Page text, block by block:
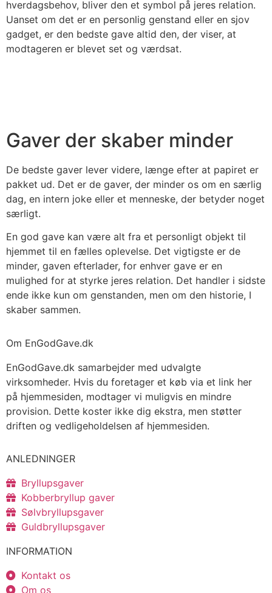
hverdagsbehov, bliver den et symbol på jeres relation.
Uanset om det er en personlig genstand eller en sjov
gadget, er den bedste gave altid den, der viser, at
modtageren er blevet set og værdsat.
Gaver der skaber minder
De bedste gaver lever videre, længe efter at papiret er
pakket ud. Det er de gaver, der minder os om en særlig
dag, en intern joke eller et menneske, der betyder noget
særligt.
En god gave kan være alt fra et personligt objekt til
hjemmet til en fælles oplevelse. Det vigtigste er de
minder, gaven efterlader, for enhver gave er en
mulighed for at styrke jeres relation. Det handler i sidste
ende ikke kun om genstanden, men om den historie, I
skaber sammen.
Om EnGodGave.dk
EnGodGave.dk samarbejder med udvalgte
virksomheder. Hvis du foretager et køb via et link her
på hjemmesiden, modtager vi muligvis en mindre
provision. Dette koster ikke dig ekstra, men støtter
driften og vedligeholdelsen af hjemmesiden.
ANLEDNINGER
Bryllupsgaver
Kobberbryllup gaver
Sølvbryllupsgaver
Guldbryllupsgaver
INFORMATION
Kontakt os
Om os